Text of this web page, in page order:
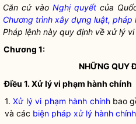
Căn cứ vào Nghị quyết của
Chương trình xây dựng luật, pháp
Pháp lệnh này quy định về xử lý vi
Chương 1:
NHỮNG QUY
Điều 1.Xử lý vi phạm hành chính
1.Xử lý vi phạm hành chínhbao
và các biện pháp xử lý hành chính